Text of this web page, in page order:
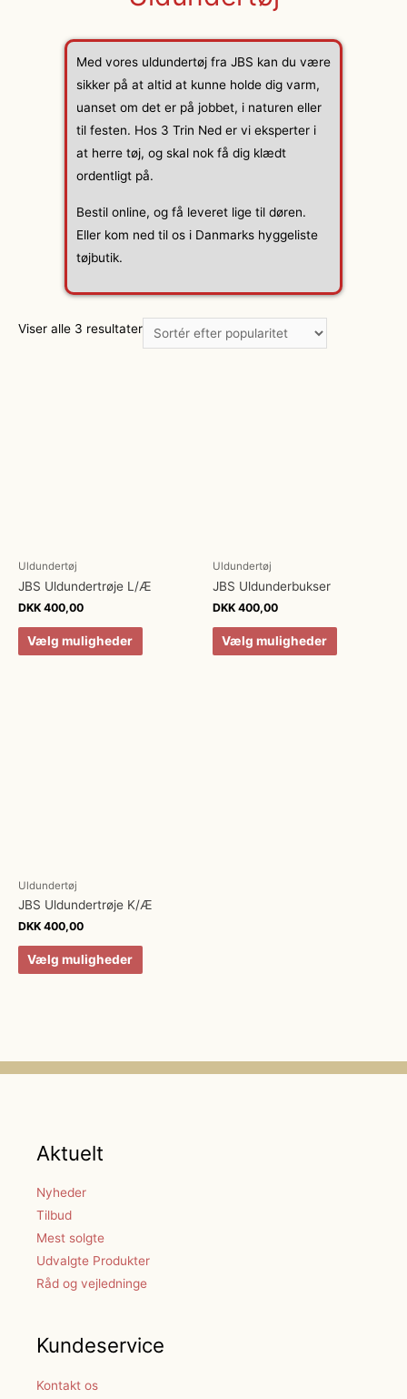
Med vores uldundertøj fra JBS kan du være
sikker på at altid at kunne holde dig varm,
uanset om det er på jobbet, i naturen eller
til festen. Hos 3 Trin Ned er vi eksperter i
at herre tøj, og skal nok få dig klædt
ordentligt på.
Bestil online, og få leveret lige til døren.
Eller kom ned til os i Danmarks hyggeliste
tøjbutik.
Viser alle 3 resultater
Uldundertøj
JBS Uldundertrøje L/Æ
DKK 400,00
Vælg muligheder
Uldundertøj
JBS Uldunderbukser
DKK 400,00
Vælg muligheder
Uldundertøj
JBS Uldundertrøje K/Æ
DKK 400,00
Vælg muligheder
Aktuelt
Nyheder
Tilbud
Mest solgte
Udvalgte Produkter
Råd og vejledninge
Kundeservice
Kontakt os